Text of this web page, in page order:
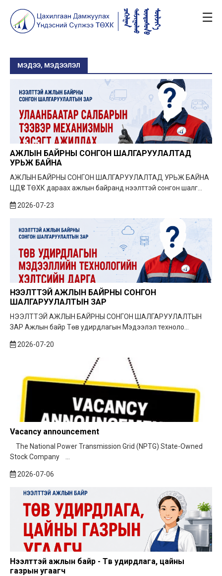
☰
МЭДЭЭ, МЭДЭЭЛЭЛ
АЖЛЫН БАЙРНЫ СОНГОН ШАЛГАРУУЛАЛТАД
УРЬЖ БАЙНА
АЖЛЫН БАЙРНЫ СОНГОН ШАЛГАРУУЛАЛТАД УРЬЖ БАЙНА
ЦДҮС ТӨХК дараах ажлын байранд нээлттэй сонгон шалг...
2026-07-23
НЭЭЛТТЭЙ АЖЛЫН БАЙРНЫ СОНГОН
ШАЛГАРУУЛАЛТЫН ЗАР
НЭЭЛТТЭЙ АЖЛЫН БАЙРНЫ СОНГОН ШАЛГАРУУЛАЛТЫН
ЗАР Ажлын байр Төв удирдлагын Мэдээлэл техноло...
2026-07-20
Vacancy announcement
The National Power Transmission Grid (NPTG) State-Owned
Stock Company ...
2026-07-06
Нээлттэй ажлын байр - Төв удирдлага, цайны
газрын угаагч